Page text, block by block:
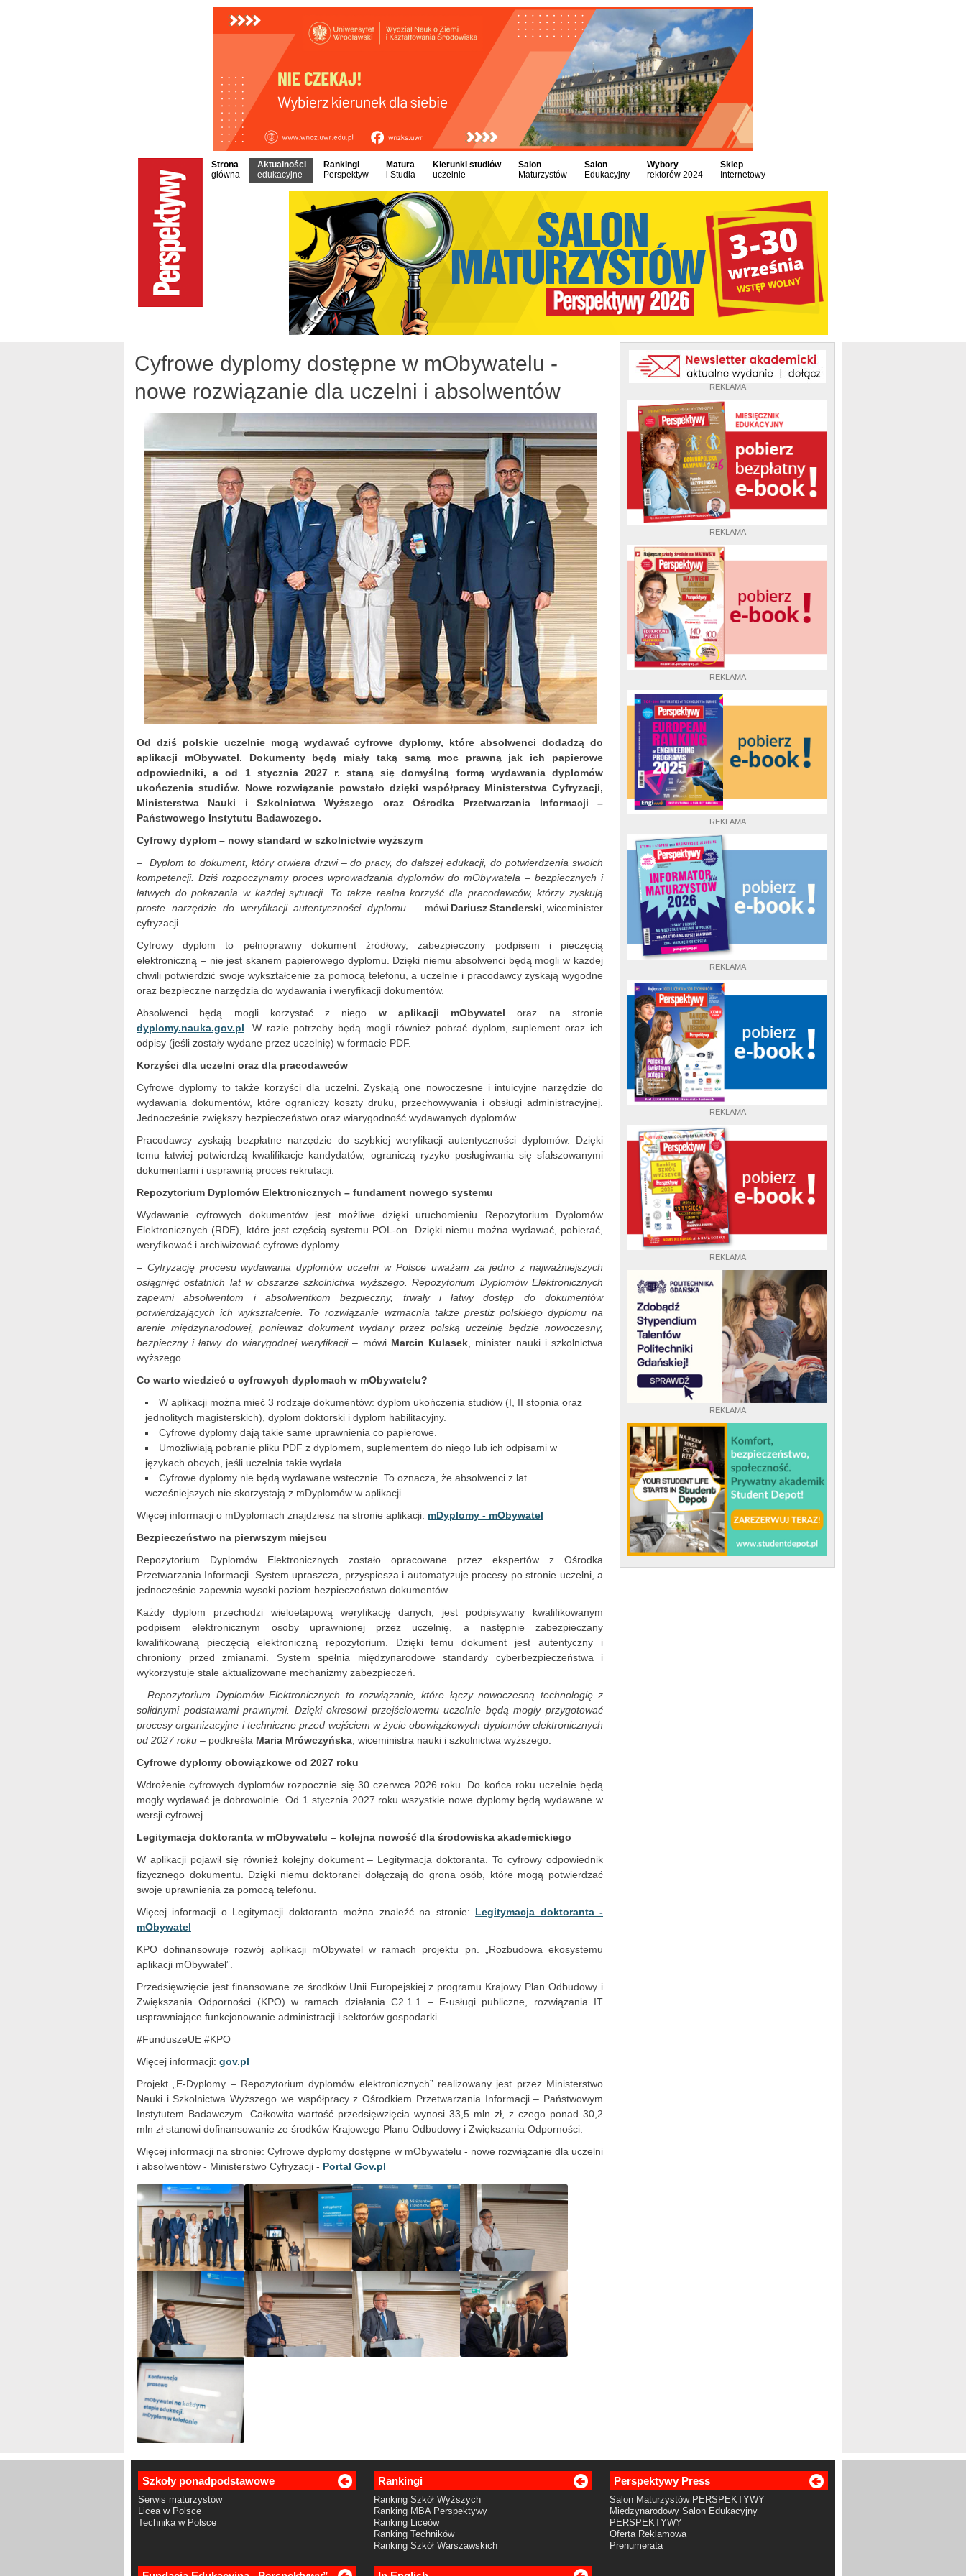
Strona
główna
Aktualności
edukacyjne
Rankingi
Perspektyw
Matura
i Studia
Kierunki studiów
uczelnie
Salon
Maturzystów
Salon
Edukacyjny
Wybory
rektorów 2024
Sklep
Internetowy
REKLAMA
REKLAMA
REKLAMA
REKLAMA
REKLAMA
REKLAMA
REKLAMA
REKLAMA
Cyfrowe dyplomy dostępne w mObywatelu -
nowe rozwiązanie dla uczelni i absolwentów
Od dziś polskie uczelnie mogą wydawać cyfrowe dyplomy, które absolwenci dodadzą do
aplikacji mObywatel. Dokumenty będą miały taką samą moc prawną jak ich papierowe
odpowiedniki, a od 1 stycznia 2027 r. staną się domyślną formą wydawania dyplomów
ukończenia studiów. Nowe rozwiązanie powstało dzięki współpracy Ministerstwa Cyfryzacji,
Ministerstwa Nauki i Szkolnictwa Wyższego oraz Ośrodka Przetwarzania Informacji –
Państwowego Instytutu Badawczego.
Cyfrowy dyplom – nowy standard w szkolnictwie wyższym
– Dyplom to dokument, który otwiera drzwi – do pracy, do dalszej edukacji, do potwierdzenia swoich
kompetencji. Dziś rozpoczynamy proces wprowadzania dyplomów do mObywatela – bezpiecznych i
łatwych do pokazania w każdej sytuacji. To także realna korzyść dla pracodawców, którzy zyskują
proste narzędzie do weryfikacji autentyczności dyplomu – mówi Dariusz Standerski , wiceminister
cyfryzacji.
Cyfrowy dyplom to pełnoprawny dokument źródłowy, zabezpieczony podpisem i pieczęcią
elektroniczną – nie jest skanem papierowego dyplomu. Dzięki niemu absolwenci będą mogli w każdej
chwili potwierdzić swoje wykształcenie za pomocą telefonu, a uczelnie i pracodawcy zyskają wygodne
oraz bezpieczne narzędzia do wydawania i weryfikacji dokumentów.
Absolwenci będą mogli korzystać z niego w aplikacji mObywatel oraz na stronie
dyplomy.nauka.gov.pl . W razie potrzeby będą mogli również pobrać dyplom, suplement oraz ich
odpisy (jeśli zostały wydane przez uczelnię) w formacie PDF.
Korzyści dla uczelni oraz dla pracodawców
Cyfrowe dyplomy to także korzyści dla uczelni. Zyskają one nowoczesne i intuicyjne narzędzie do
wydawania dokumentów, które ograniczy koszty druku, przechowywania i obsługi administracyjnej.
Jednocześnie zwiększy bezpieczeństwo oraz wiarygodność wydawanych dyplomów.
Pracodawcy zyskają bezpłatne narzędzie do szybkiej weryfikacji autentyczności dyplomów. Dzięki
temu łatwiej potwierdzą kwalifikacje kandydatów, ograniczą ryzyko posługiwania się sfałszowanymi
dokumentami i usprawnią proces rekrutacji.
Repozytorium Dyplomów Elektronicznych – fundament nowego systemu
Wydawanie cyfrowych dokumentów jest możliwe dzięki uruchomieniu Repozytorium Dyplomów
Elektronicznych (RDE), które jest częścią systemu POL-on. Dzięki niemu można wydawać, pobierać,
weryfikować i archiwizować cyfrowe dyplomy.
– Cyfryzację procesu wydawania dyplomów uczelni w Polsce uważam za jedno z najważniejszych
osiągnięć ostatnich lat w obszarze szkolnictwa wyższego. Repozytorium Dyplomów Elektronicznych
zapewni absolwentom i absolwentkom bezpieczny, trwały i łatwy dostęp do dokumentów
potwierdzających ich wykształcenie. To rozwiązanie wzmacnia także prestiż polskiego dyplomu na
arenie międzynarodowej, ponieważ dokument wydany przez polską uczelnię będzie nowoczesny,
bezpieczny i łatwy do wiarygodnej weryfikacji– mówi Marcin Kulasek , minister nauki i szkolnictwa
wyższego.
Co warto wiedzieć o cyfrowych dyplomach w mObywatelu?
W aplikacji można mieć 3 rodzaje dokumentów: dyplom ukończenia studiów (I, II stopnia oraz
jednolitych magisterskich), dyplom doktorski i dyplom habilitacyjny.
Cyfrowe dyplomy dają takie same uprawnienia co papierowe.
Umożliwiają pobranie pliku PDF z dyplomem, suplementem do niego lub ich odpisami w
językach obcych, jeśli uczelnia takie wydała.
Cyfrowe dyplomy nie będą wydawane wstecznie. To oznacza, że absolwenci z lat
wcześniejszych nie skorzystają z mDyplomów w aplikacji.
Więcej informacji o mDyplomach znajdziesz na stronie aplikacji: mDyplomy - mObywatel
Bezpieczeństwo na pierwszym miejscu
Repozytorium Dyplomów Elektronicznych zostało opracowane przez ekspertów z Ośrodka
Przetwarzania Informacji. System upraszcza, przyspiesza i automatyzuje procesy po stronie uczelni, a
jednocześnie zapewnia wysoki poziom bezpieczeństwa dokumentów.
Każdy dyplom przechodzi wieloetapową weryfikację danych, jest podpisywany kwalifikowanym
podpisem elektronicznym osoby uprawnionej przez uczelnię, a następnie zabezpieczany
kwalifikowaną pieczęcią elektroniczną repozytorium. Dzięki temu dokument jest autentyczny i
chroniony przed zmianami. System spełnia międzynarodowe standardy cyberbezpieczeństwa i
wykorzystuje stale aktualizowane mechanizmy zabezpieczeń.
– Repozytorium Dyplomów Elektronicznych to rozwiązanie, które łączy nowoczesną technologię z
solidnymi podstawami prawnymi. Dzięki okresowi przejściowemu uczelnie będą mogły przygotować
procesy organizacyjne i techniczne przed wejściem w życie obowiązkowych dyplomów elektronicznych
od 2027 roku – podkreśla Maria Mrówczyńska , wiceministra nauki i szkolnictwa wyższego.
Cyfrowe dyplomy obowiązkowe od 2027 roku
Wdrożenie cyfrowych dyplomów rozpocznie się 30 czerwca 2026 roku. Do końca roku uczelnie będą
mogły wydawać je dobrowolnie. Od 1 stycznia 2027 roku wszystkie nowe dyplomy będą wydawane w
wersji cyfrowej.
Legitymacja doktoranta w mObywatelu – kolejna nowość dla środowiska akademickiego
W aplikacji pojawił się również kolejny dokument – Legitymacja doktoranta. To cyfrowy odpowiednik
fizycznego dokumentu. Dzięki niemu doktoranci dołączają do grona osób, które mogą potwierdzać
swoje uprawnienia za pomocą telefonu.
Więcej informacji o Legitymacji doktoranta można znaleźć na stronie: Legitymacja doktoranta -
mObywatel
KPO dofinansowuje rozwój aplikacji mObywatel w ramach projektu pn. „Rozbudowa ekosystemu
aplikacji mObywatel”.
Przedsięwzięcie jest finansowane ze środków Unii Europejskiej z programu Krajowy Plan Odbudowy i
Zwiększania Odporności (KPO) w ramach działania C2.1.1 – E-usługi publiczne, rozwiązania IT
usprawniające funkcjonowanie administracji i sektorów gospodarki.
#FunduszeUE #KPO
Więcej informacji: gov.pl
Projekt „E-Dyplomy – Repozytorium dyplomów elektronicznych” realizowany jest przez Ministerstwo
Nauki i Szkolnictwa Wyższego we współpracy z Ośrodkiem Przetwarzania Informacji – Państwowym
Instytutem Badawczym. Całkowita wartość przedsięwzięcia wynosi 33,5 mln zł, z czego ponad 30,2
mln zł stanowi dofinansowanie ze środków Krajowego Planu Odbudowy i Zwiększania Odporności.
Więcej informacji na stronie: Cyfrowe dyplomy dostępne w mObywatelu - nowe rozwiązanie dla uczelni
i absolwentów - Ministerstwo Cyfryzacji - Portal Gov.pl
Szkoły ponadpodstawowe
Serwis maturzystów
Licea w Polsce
Technika w Polsce
Rankingi
Ranking Szkół Wyższych
Ranking MBA Perspektywy
Ranking Liceów
Ranking Techników
Ranking Szkół Warszawskich
Perspektywy Press
Salon Maturzystów PERSPEKTYWY
Międzynarodowy Salon Edukacyjny
PERSPEKTYWY
Oferta Reklamowa
Prenumerata